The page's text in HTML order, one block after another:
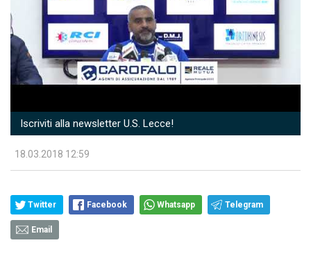
Iscriviti alla newsletter U.S. Lecce!
18.03.2018 12:59
Twitter Facebook Whatsapp Telegram
Email